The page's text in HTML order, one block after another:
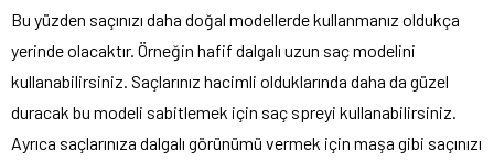
Bu yüzden saçınızı daha doğal modellerde kullanmanız oldukça
yerinde olacaktır. Örneğin hafif dalgalı uzun saç modelini
kullanabilirsiniz. Saçlarınız hacimli olduklarında daha da güzel
duracak bu modeli sabitlemek için saç spreyi kullanabilirsiniz.
Ayrıca saçlarınıza dalgalı görünümü vermek için maşa gibi saçınızı